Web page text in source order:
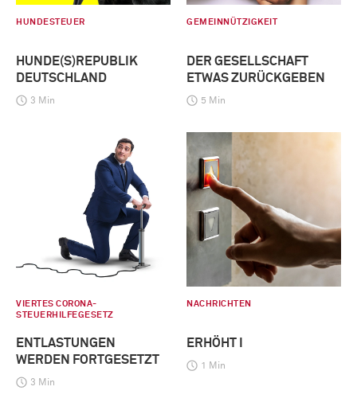
HUNDESTEUER
HUNDE(S)REPUBLIK
DEUTSCHLAND
3 Min
GEMEINNÜTZIGKEIT
DER GESELLSCHAFT
ETWAS ZURÜCKGEBEN
5 Min
VIERTES CORONA-
STEUERHILFEGESETZ
ENTLASTUNGEN
WERDEN FORTGESETZT
3 Min
NACHRICHTEN
ERHÖHT I
1 Min